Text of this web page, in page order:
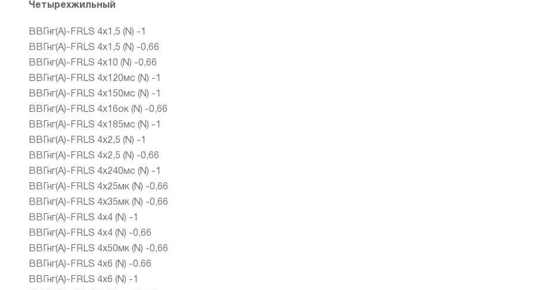
Четырехжильный
ВВГнг(А)-FRLS 4х1,5 (N) -1
ВВГнг(А)-FRLS 4х1,5 (N) -0,66
ВВГнг(А)-FRLS 4х10 (N) -0,66
ВВГнг(А)-FRLS 4х120мс (N) -1
ВВГнг(А)-FRLS 4х150мс (N) -1
ВВГнг(А)-FRLS 4х16ок (N) -0,66
ВВГнг(А)-FRLS 4х185мс (N) -1
ВВГнг(А)-FRLS 4х2,5 (N) -1
ВВГнг(А)-FRLS 4х2,5 (N) -0,66
ВВГнг(А)-FRLS 4х240мс (N) -1
ВВГнг(А)-FRLS 4х25мк (N) -0,66
ВВГнг(А)-FRLS 4х35мк (N) -0,66
ВВГнг(А)-FRLS 4х4 (N) -1
ВВГнг(А)-FRLS 4х4 (N) -0,66
ВВГнг(А)-FRLS 4х50мк (N) -0,66
ВВГнг(А)-FRLS 4х6 (N) -0.66
ВВГнг(А)-FRLS 4х6 (N) -1